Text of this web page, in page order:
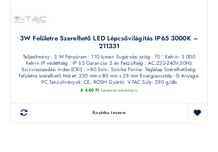
3W Felületre Szerelhető LED Lépcsővilágítás IP65 3000K –
211331
Teljesítmény : 3 W Fényáram : 110 lumen Sugárzási szög : 70 ° Kelvin: 3 000
Kelvin IP védettség : IP 65 Garancia: 2 év Feszültség : AC:220-240V,50Hz
Színvisszaadási index (CRI) : >80 Szín: Szürke Forma: Téglalap Szerelhetőség:
Felületre szerelhető Méret: 230 mm x 80 mm x 28 mm Energiaosztály: G Anyaga:
PC Tanúsítványok: CE, ROSH Gyártó: V-TAC Súly: 290 g/db
6 440 Ft (készletről érdeklődjön)
Kosárba teszem